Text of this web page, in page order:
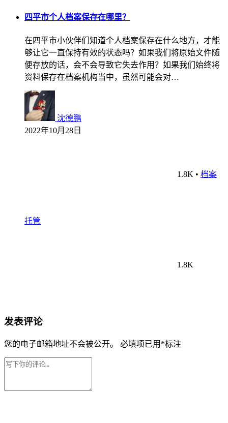
四平市个人档案保存在哪里？
在四平市小伙伴们知道个人档案保存在什么地方，才能
够让它一直保持有效的状态吗？如果我们将原始文件随
便存放的话，会不会导致它失去作用？如果我们始终将
资料保存在档案机构当中，虽然可能会对…
沈德鹏
2022年10月28日
1.8K • 档案
托管
1.8K
发表评论
您的电子邮箱地址不会被公开。 必填项已用 *标注